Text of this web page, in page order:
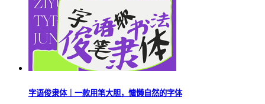
字语俊隶体｜一款用笔大胆，慵懒自然的字体